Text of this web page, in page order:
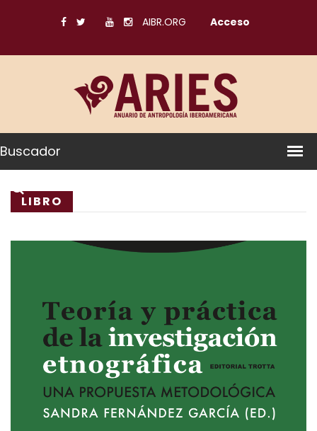
AIBR.ORG Acceso
Buscador
LIBRO